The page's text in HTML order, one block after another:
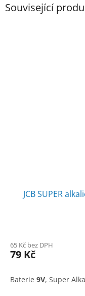
Související
JCB SUPER
65 Kč bez DPH
79 Kč
Baterie 9V, Super